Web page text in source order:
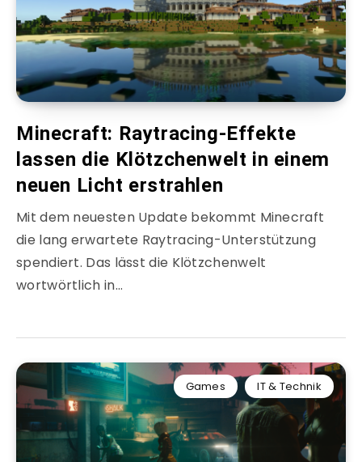
Minecraft: Raytracing-Effekte
lassen die Klötzchenwelt in einem
neuen Licht erstrahlen
Mit dem neuesten Update bekommt Minecraft
die lang erwartete Raytracing-Unterstützung
spendiert. Das lässt die Klötzchenwelt
wortwörtlich in…
Games IT & Technik